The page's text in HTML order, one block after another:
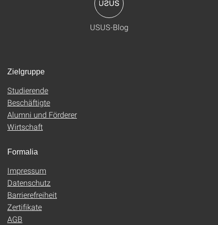
USUS-Blog
Zielgruppe
Studierende
Beschäftigte
Alumni und Förderer
Wirtschaft
Formalia
Impressum
Datenschutz
Barrierefreiheit
Zertifikate
AGB